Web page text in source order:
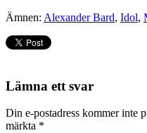
Ämnen: Alexander Bard, Idol,
Lämna ett svar
Din e-postadress kommer inte
märkta *